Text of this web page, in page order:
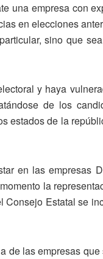
una empresa con
en elecciones
sino que
y haya
de los
estados de la
en las empresas
la
Consejo Estatal se
de las empresas